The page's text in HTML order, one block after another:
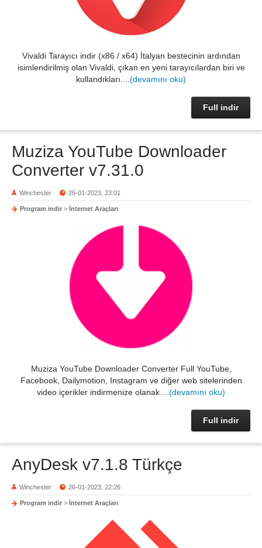
Vivaldi Tarayıcı indir (x86 / x64) İtalyan bestecinin ardından
isimlendirilmiş olan Vivaldi, çıkan en yeni tarayıcılardan biri ve
kullandıkları.... (devamını oku)
Full indir
Muziza YouTube Downloader
Converter v7.31.0
Winchester 26-01-2023, 23:01
Program indir > İnternet Araçları
Muziza YouTube Downloader Converter Full YouTube,
Facebook, Dailymotion, Instagram ve diğer web sitelerinden
video içerikler indirmenize olanak.... (devamını oku)
Full indir
AnyDesk v7.1.8 Türkçe
Winchester 26-01-2023, 22:26
Program indir > İnternet Araçları